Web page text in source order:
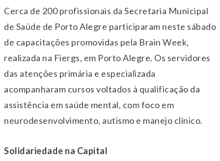
Cerca de 200 profissionais da Secretaria Municipal
de Saúde de Porto Alegre participaram neste sábado
de capacitações promovidas pela Brain Week,
realizada na Fiergs, em Porto Alegre. Os servidores
das atenções primária e especializada
acompanharam cursos voltados à qualificação da
assistência em saúde mental, com foco em
neurodesenvolvimento, autismo e manejo clínico.
Solidariedade na Capital